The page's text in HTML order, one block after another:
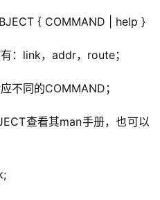
{ COMMAND | help }
link，addr，route；
的COMMAND；
查看其man手册，也可以